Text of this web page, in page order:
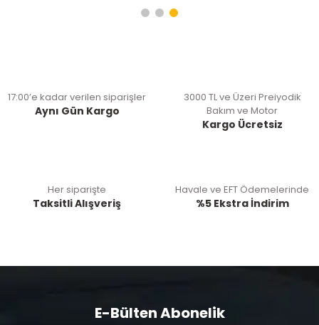
17:00’e kadar verilen siparişler
Aynı Gün Kargo
3000 TL ve Üzeri Preiyodik
Bakım ve Motor
Kargo Ücretsiz
Her siparişte
Taksitli Alışveriş
Havale ve EFT Ödemelerinde
%5 Ekstra İndirim
E-Bülten Abonelik